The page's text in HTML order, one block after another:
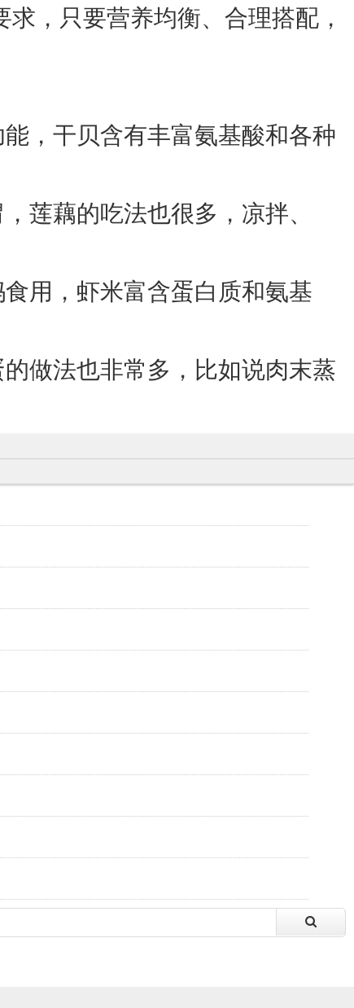
，只要营养均衡、合理搭配，
，干贝含有丰富氨基酸和各种
莲藕的吃法也很多，凉拌、
用，虾米富含蛋白质和氨基
做法也非常多，比如说肉末蒸